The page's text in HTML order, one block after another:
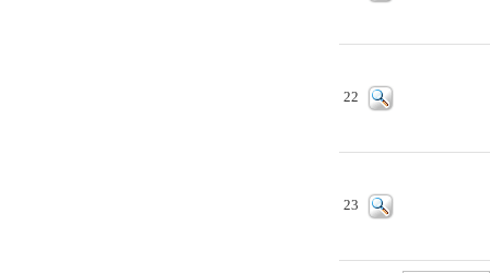
22
23